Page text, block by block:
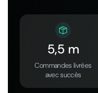
5,5 m
Commandes livrées
avec succès